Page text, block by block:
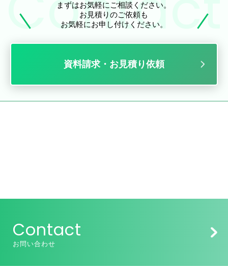
まずはお気軽にご相談ください。
お見積りのご依頼も
お気軽にお申し付けください。
資料請求・お見積り依頼
Contact
お問い合わせ